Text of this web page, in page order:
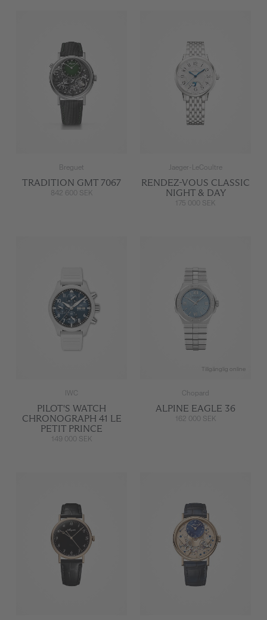
Breguet
TRADITION GMT 7067
842 600 SEK
Jaeger-LeCoultre
RENDEZ-VOUS CLASSIC
NIGHT & DAY
175 000 SEK
IWC
PILOT'S WATCH
CHRONOGRAPH 41 LE
PETIT PRINCE
149 000 SEK
Tillgänglig online
Chopard
ALPINE EAGLE 36
162 000 SEK